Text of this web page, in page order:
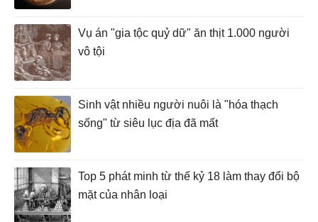
Vụ án "gia tộc quỷ dữ" ăn thịt 1.000 người
vô tội
Sinh vật nhiều người nuôi là "hóa thạch
sống" từ siêu lục địa đã mất
Top 5 phát minh từ thế kỷ 18 làm thay đổi bộ
mặt của nhân loại